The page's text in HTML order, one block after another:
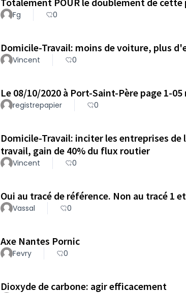
Fg 0
Domicile-Travail: moins de voiture, plus
Vincent 0
Le 08/10/2020 à Port-Saint-Père page 1-05
registrepapier 0
Domicile-Travail: inciter les entreprises
travail, gain de 40% du flux routier
Vincent 0
Oui au tracé de référence. Non au tracé 1
Vassal 0
Axe Nantes Pornic
Fevry 0
Dioxyde de carbone: agir efficacement